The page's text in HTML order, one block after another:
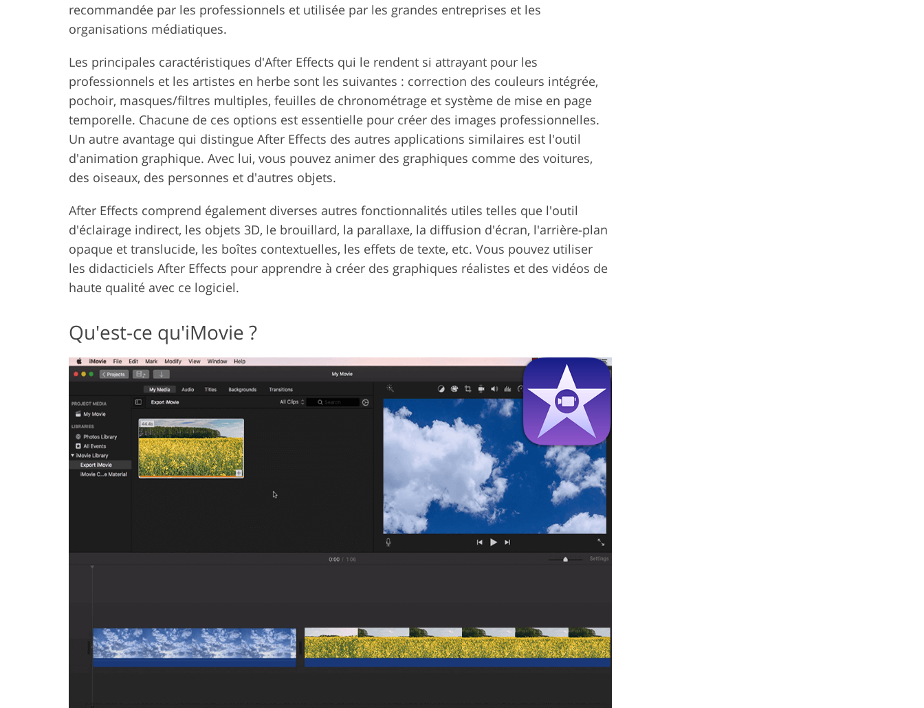
recommandée par les professionnels et utilisée par les grandes entreprises et les
organisations médiatiques.
Les principales caractéristiques d'After Effects qui le rendent si attrayant pour les
professionnels et les artistes en herbe sont les suivantes : correction des couleurs intégrée,
pochoir, masques/filtres multiples, feuilles de chronométrage et système de mise en page
temporelle. Chacune de ces options est essentielle pour créer des images professionnelles.
Un autre avantage qui distingue After Effects des autres applications similaires est l'outil
d'animation graphique. Avec lui, vous pouvez animer des graphiques comme des voitures,
des oiseaux, des personnes et d'autres objets.
After Effects comprend également diverses autres fonctionnalités utiles telles que l'outil
d'éclairage indirect, les objets 3D, le brouillard, la parallaxe, la diffusion d'écran, l'arrière-plan
opaque et translucide, les boîtes contextuelles, les effets de texte, etc. Vous pouvez utiliser
les didacticiels After Effects pour apprendre à créer des graphiques réalistes et des vidéos de
haute qualité avec ce logiciel.
Qu'est-ce qu'iMovie ?